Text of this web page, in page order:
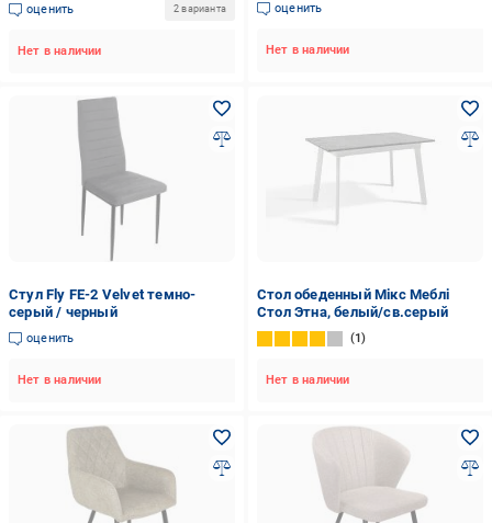
оценить 2 варианта
Нет в наличии
оценить
Нет в наличии
Стул Fly FE-2 Velvet темно-
серый / черный
оценить
Нет в наличии
Стол обеденный Мікс Меблі
Стол Этна, белый/св.серый
1
Нет в наличии